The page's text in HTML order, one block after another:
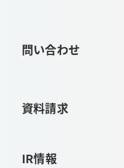
問い合わせ
資料請求
IR情報